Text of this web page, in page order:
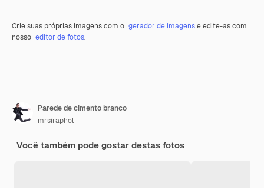
Crie suas próprias imagens com o gerador de imagense edite-as com
nosso editor de fotos.
Parede de cimento branco
mrsiraphol
Você também pode gostar destas fotos